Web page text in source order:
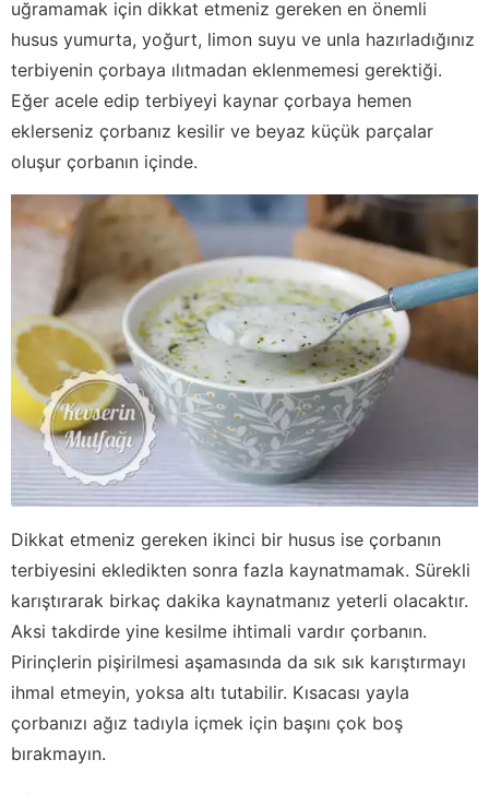
uğramamak için dikkat etmeniz gereken en önemli
husus yumurta, yoğurt, limon suyu ve unla hazırladığınız
terbiyenin çorbaya ılıtmadan eklenmemesi gerektiği.
Eğer acele edip terbiyeyi kaynar çorbaya hemen
eklerseniz çorbanız kesilir ve beyaz küçük parçalar
oluşur çorbanın içinde.
Dikkat etmeniz gereken ikinci bir husus ise çorbanın
terbiyesini ekledikten sonra fazla kaynatmamak. Sürekli
karıştırarak birkaç dakika kaynatmanız yeterli olacaktır.
Aksi takdirde yine kesilme ihtimali vardır çorbanın.
Pirinçlerin pişirilmesi aşamasında da sık sık karıştırmayı
ihmal etmeyin, yoksa altı tutabilir. Kısacası yayla
çorbanızı ağız tadıyla içmek için başını çok boş
bırakmayın.